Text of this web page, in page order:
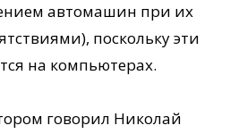
автомашин при их
поскольку эти
на компьютерах.
говорил Николай